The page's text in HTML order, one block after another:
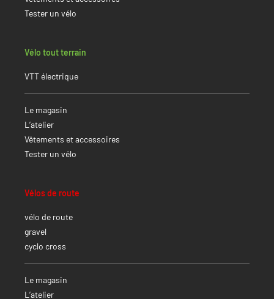
Tester un vélo
Vélo tout terrain
VTT électrique
Le magasin
L’atelier
Vêtements et accessoires
Tester un vélo
Vélos de route
vélo de route
gravel
cyclo cross
Le magasin
L’atelier